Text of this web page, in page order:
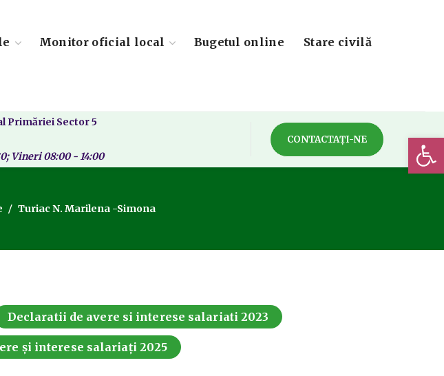
Monitor oficial local Bugetul online Stare civilă
Primăriei Sector 5
Vineri 08:00 - 14:00
CONTACTAȚI-NE
Turiac N. Marilena -Simona
Declaratii de avere si interese salariati 2023
și interese salariați 2025